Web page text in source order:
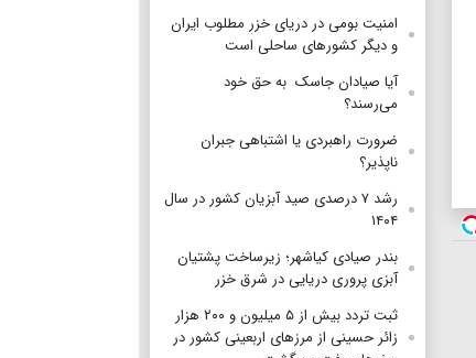
امنیت بومی در دریای خزر مطلوب ایران
و دیگر کشورهای ساحلی است
آیا صیادان جاسک به حق خود
می‌رسند؟
ضرورت راهبردی یا اشتباهی جبران
ناپذیر؟
رشد ۷ درصدی صید آبزیان کشور در سال
۱۴۰۴
بندر صیادی کیاشهر؛ زیرساخت پشتیان
آبزی پروری دریایی در شرق خزر
ثبت تردد بیش از ۵ میلیون و ۲۰۰ هزار
زائر حسینی از مرزهای اربعینی کشور در